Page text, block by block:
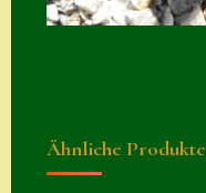
Ähnliche Produkte